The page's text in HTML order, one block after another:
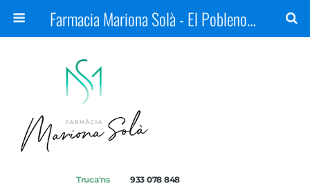
Farmacia Mariona Solà - El Poblenou, Barcelona
Truca'ns 933 078 848